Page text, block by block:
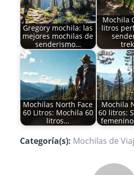
Gregory mochila: las
mejores mochilas de
senderismo…
Mochila
litros
Mochilas North Face
60 Litros: Mochila 60
litros…
Mochila
60 litros:
Categoría(s): Mochilas de